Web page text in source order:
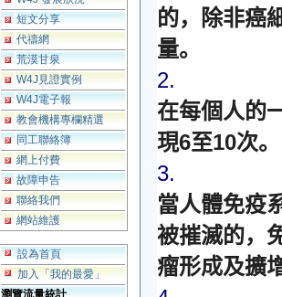
短文分享
代禱網
荒漠甘泉
W4J見證實例
W4J電子報
教會機構專欄精選
同工聯絡簿
網上付費
故障申告
聯絡我們
網站維護
設為首頁
加入「我的最愛」
瀏覽流量統計
的，除非癌
量。
2.
在每個人的
現6至10次。
3.
當人體免疫
被摧滅的，
瘤形成及擴